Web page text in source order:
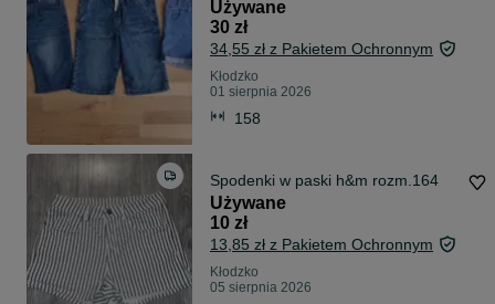
Używane
30 zł
34,55 zł z Pakietem Ochronnym
Kłodzko
01 sierpnia 2026
158
Spodenki w paski h&m rozm.164
Używane
10 zł
13,85 zł z Pakietem Ochronnym
Kłodzko
05 sierpnia 2026